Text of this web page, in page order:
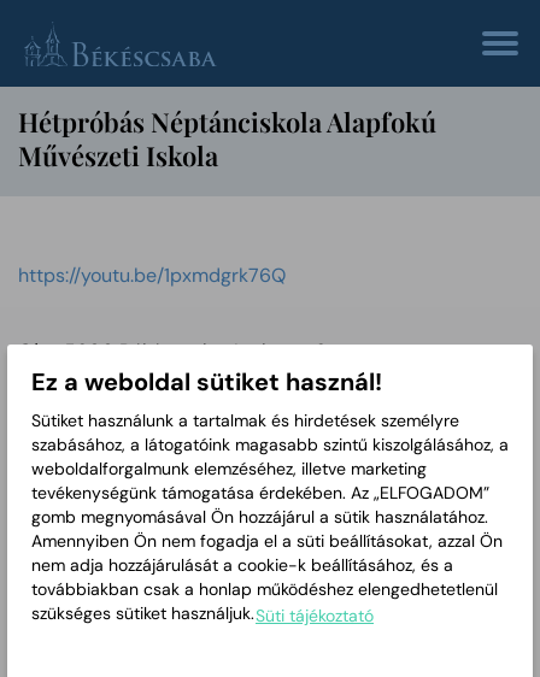
Hétpróbás Néptánciskola Alapfokú
Művészeti Iskola
https://youtu.be/1pxmdgrk76Q
Cím: 5600 Békéscsaba, Luther u. 6.
Központi telefon: 06-66-631-367
Weboldal:http://www.balassitancegyuttes.hu
Ez a weboldal sütiket használ!
Sütiket használunk a tartalmak és hirdetések személyre
szabásához, a látogatóink magasabb szintű kiszolgálásához, a
weboldalforgalmunk elemzéséhez, illetve marketing
tevékenységünk támogatása érdekében. Az „ELFOGADOM”
gomb megnyomásával Ön hozzájárul a sütik használatához.
Amennyiben Ön nem fogadja el a süti beállításokat, azzal Ön
nem adja hozzájárulását a cookie-k beállításához, és a
továbbiakban csak a honlap működéshez elengedhetetlenül
szükséges sütiket használjuk.Süti tájékoztató